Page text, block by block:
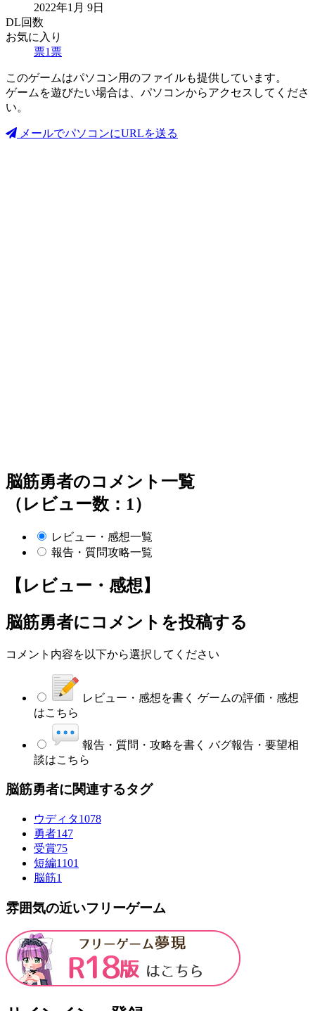
2022年1月 9日
DL回数
お気に入り
票1 票
このゲームはパソコン用のファイルも提供しています。
ゲームを遊びたい場合は、パソコンからアクセスしてくださ
い。
メールでパソコンにURLを送る
脳筋勇者のコメント一覧
（レビュー数：1）
レビュー・感想一覧
報告・質問攻略一覧
【レビュー・感想】
脳筋勇者にコメントを投稿する
コメント内容を以下から選択してください
レビュー・感想を書く ゲームの評価・感想
はこちら
報告・質問・攻略を書く バグ報告・要望相
談はこちら
脳筋勇者に関連するタグ
ウディタ1078
勇者147
受賞75
短編1101
脳筋1
雰囲気の近いフリーゲーム